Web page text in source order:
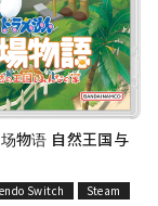
物语 自然王国与
Switch Steam